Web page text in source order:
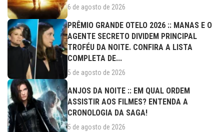
6 de agosto de 2026
PRÊMIO GRANDE OTELO 2026 :: MANAS E O
AGENTE SECRETO DIVIDEM PRINCIPAL
TROFÉU DA NOITE. CONFIRA A LISTA
COMPLETA DE...
5 de agosto de 2026
ANJOS DA NOITE :: EM QUAL ORDEM
ASSISTIR AOS FILMES? ENTENDA A
CRONOLOGIA DA SAGA!
5 de agosto de 2026